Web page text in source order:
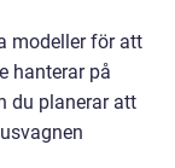
modeller för att
hanterar på
du planerar att